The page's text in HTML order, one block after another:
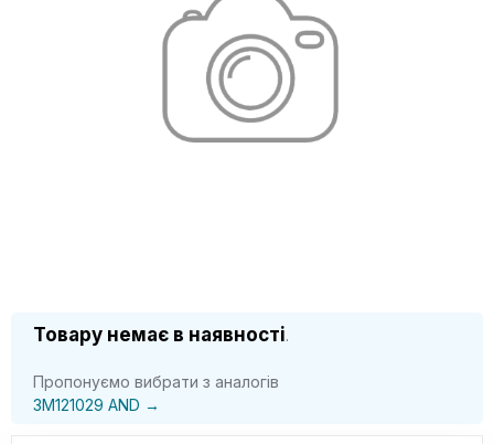
Товару немає в наявності.
Пропонуємо вибрати з аналогів
3M121029 AND →